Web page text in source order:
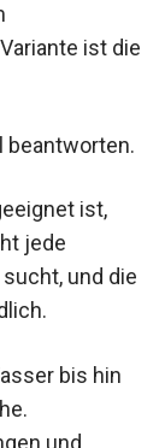
ist die
beantworten.
ist,
jede
und die
bis hin
und